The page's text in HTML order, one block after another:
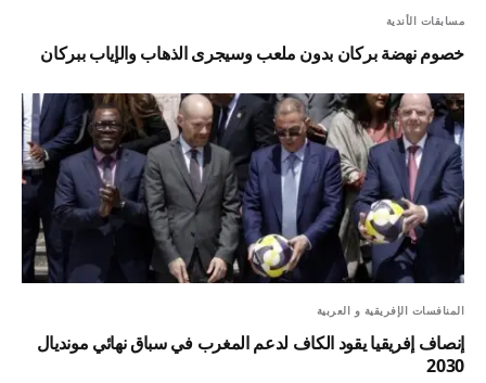
مسابقات الأندية
خصوم نهضة بركان بدون ملعب وسيجرى الذهاب والإياب ببركان
المنافسات الإفريقية و العربية
إنصاف إفريقيا يقود الكاف لدعم المغرب في سباق نهائي مونديال
2030